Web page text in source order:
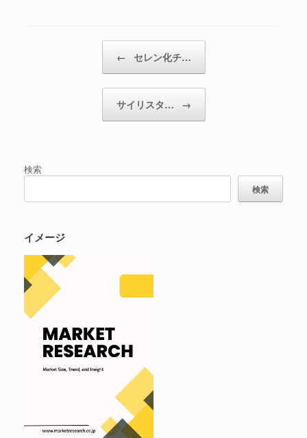
← セレン化チ…
サイリスタ… →
検索
検索
イメージ